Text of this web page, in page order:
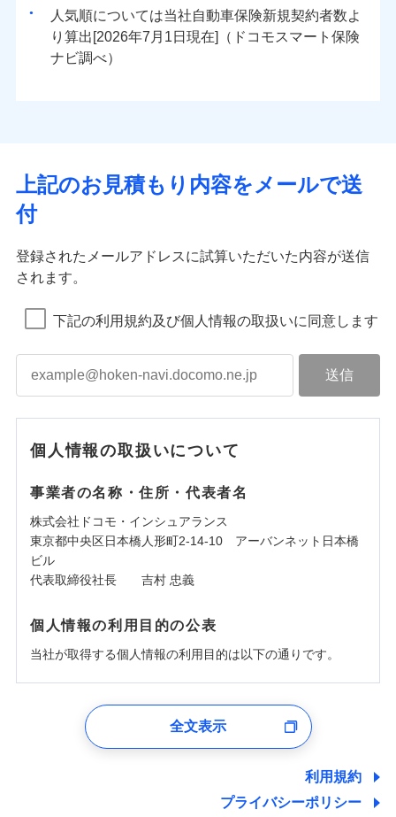
人気順については当社
新規契約者数よ
り算出[
年 月
日現在]（ドコモスマート保険
ナビ調べ）
上記のお見積もり内容をメールで送
付
登録されたメールアドレスに試算いただいた内容が送信
されます。
下記の利用規約及び個人情報の取扱いに同意します
個人情報の取扱いについて
事業者の名称・住所・代表者名
株式会社ドコモ・インシュアランス
東京都中央区日本橋人形町2-14-10 アーバンネット日本橋
ビル
代表取締役社長 吉村 忠義
個人情報の利用目的の公表
当社が取得する個人情報の利用目的は以下の通りです。
ユーザー登録受付および、管理のため
しくは委託を受けている保険会社・提携会社の保険その他に
関する情報を提供し、金融商品等の契約を勧奨するため、ま
た維持管理等の委託業務遂行のため、またそれらに付帯、関
全文表示
利用規約
プライバシーポリシー